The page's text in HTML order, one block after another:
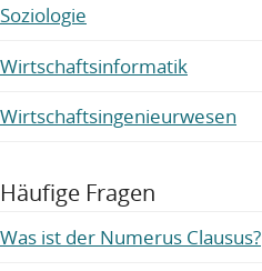
Soziologie
Wirtschaftsinformatik
Wirtschaftsingenieurwesen
Häufige Fragen
Was ist der Numerus Clausus?